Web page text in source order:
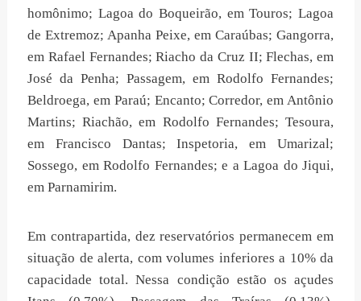
homônimo; Lagoa do Boqueirão, em Touros; Lagoa
de Extremoz; Apanha Peixe, em Caraúbas; Gangorra,
em Rafael Fernandes; Riacho da Cruz II; Flechas, em
José da Penha; Passagem, em Rodolfo Fernandes;
Beldroega, em Paraú; Encanto; Corredor, em Antônio
Martins; Riachão, em Rodolfo Fernandes; Tesoura,
em Francisco Dantas; Inspetoria, em Umarizal;
Sossego, em Rodolfo Fernandes; e a Lagoa do Jiqui,
em Parnamirim.
Em contrapartida, dez reservatórios permanecem em
situação de alerta, com volumes inferiores a 10% da
capacidade total. Nessa condição estão os açudes